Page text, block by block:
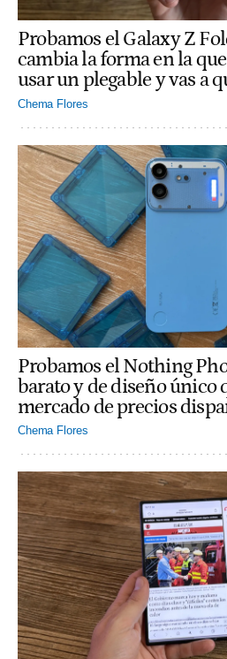
Probamos el Galaxy Z
cambia la forma en la
usar un plegable y vas a
Chema Flores
Probamos el Nothing
barato y de diseño único
mercado de precios
Chema Flores